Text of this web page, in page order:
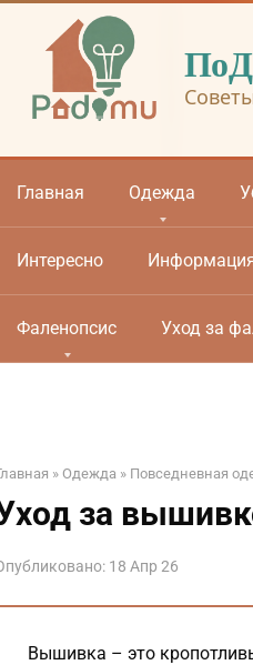
Главная Одежда
Интересно
Фаленопсис Уход за
» Одежда » Повседневная
за
18 Апр 26
Вышивка – это